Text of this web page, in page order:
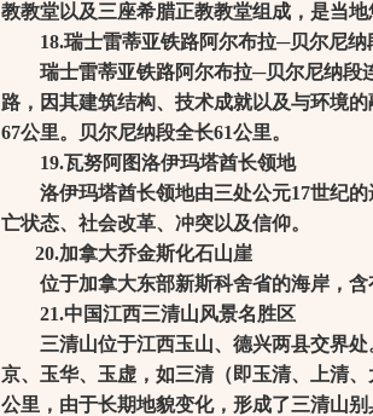
教教堂以及三座希腊正教教堂组成，是当
18.瑞士雷蒂亚铁路阿尔布拉─贝尔尼纳
瑞士雷蒂亚铁路阿尔布拉─贝尔尼纳段
路，因其建筑结构、技术成就以及与环境
67公里。贝尔尼纳段全长61公里。
19.瓦努阿图洛伊玛塔酋长领地
洛伊玛塔酋长领地由三处公元17世纪的
亡状态、社会改革、冲突以及信仰。
20.加拿大乔金斯化石山崖
位于加拿大东部新斯科舍省的海岸，含
21.中国江西三清山风景名胜区
三清山位于江西玉山、德兴两县交界处
京、玉华、玉虚，如三清（即玉清、上清
公里，由于长期地貌变化，形成了三清山